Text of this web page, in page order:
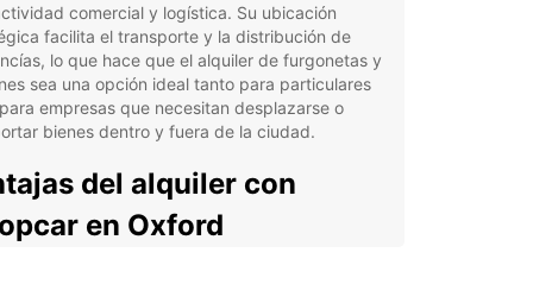
comercial y logística. Su ubicación
facilita el transporte y la distribución de
lo que hace que el alquiler de furgonetas y
sea una opción ideal tanto para particulares
empresas que necesitan desplazarse o
bienes dentro y fuera de la ciudad.
del alquiler con
en Oxford